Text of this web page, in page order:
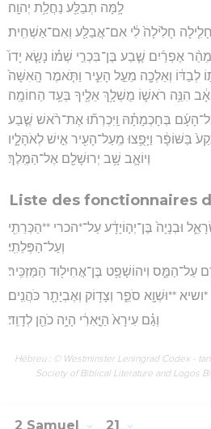
לָ֥מָּה תְבַלַּ֖ע נַחֲלַ֥ת יְהוָֽה׃
חָלִ֤ילָה חָלִ֙ילָה֙ לִ֔י אִם־אֲבַלַּ֖ע וְאִם־אַשְׁחִֽית׃
אֶפְרַ֜יִם שֶׁ֧בַע בֶּן־בִּכְרִ֣י שְׁמ֗וֹ נָשָׂ֤א יָדוֹ֙
לְבַדּ֔וֹ וְאֵלְכָ֖ה מֵעַ֣ל הָעִ֑יר וַתֹּ֤אמֶר הָֽאִשָּׁה֙
הִנֵּ֥ה רֹאשׁ֛וֹ מֻשְׁלָ֥ךְ אֵלֶ֖יךָ בְּעַ֥ד הַחוֹמָֽה׃
בְּחָכְמָתָ֗הּ וַֽיִּכְרְת֞וּ אֶת־רֹ֨אשׁ שֶׁ֤בַע
בַּשּׁוֹפָ֔ר וַיָּפֻ֥צוּ מֵֽעַל־הָעִ֖יר אִ֣ישׁ לְאֹהָלָ֑יו
וְיוֹאָ֛ב שָׁ֥ב יְרוּשָׁלִַ֖ם אֶל־הַמֶּֽלֶךְ׃
Liste des fonctionnaires
וּבְנָיָה֙ בֶּן־יְה֣וֹיָדָ֔ע עַל־*הכרי **הַכְּרֵתִ֖י
וְעַל־הַפְּלֵתִֽי׃
עַל־הַמַּ֑ס וִיהוֹשָׁפָ֥ט בֶּן־אֲחִיל֖וּד הַמַּזְכִּֽיר׃
*ושיא **וּשְׁוָ֖א סֹפֵ֑ר וְצָד֥וֹק וְאֶבְיָתָ֖ר כֹּהֲנִֽים׃
וְגַ֗ם עִירָא֙ הַיָּ֣אִרִ֔י הָיָ֥ה כֹהֵ֖ן לְדָוִֽד׃
Hébreu : © Westminster Leningrad Codex -
Society of Biblical Literature and Logos
2 Samuel 21